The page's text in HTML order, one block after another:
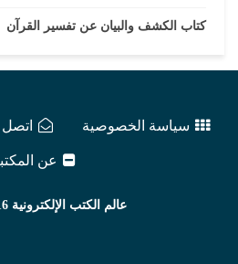
كتاب الكشف والبيان عن تفسير القرآن
سياسة الخصوصية اتصل
عن
عالم الكتب الإلكترونية 2016 - 2026